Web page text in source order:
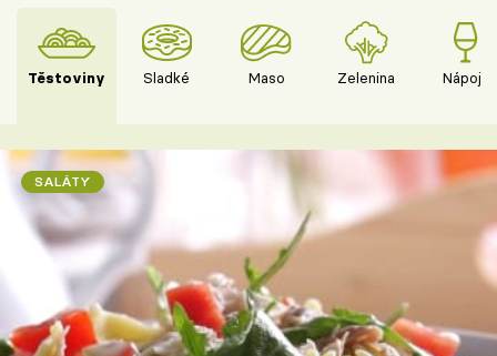
Těstoviny Sladké Maso Zelenina Nápoje
SALÁTY